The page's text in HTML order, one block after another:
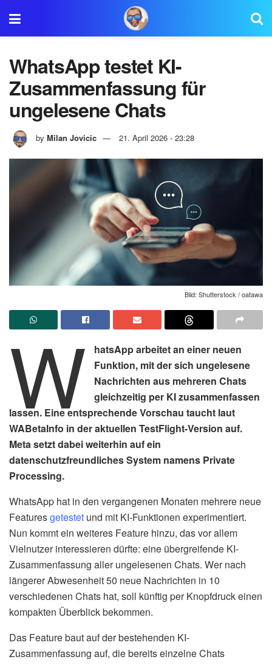
WhatsApp testet KI-
Zusammenfassung für
ungelesene Chats
by Milan Jovicic 21. April 2026 - 23:28
Bild: Shutterstock / oatawa
W
hatsApp arbeitet an einer neuen
Funktion, mit der sich ungelesene
Nachrichten aus mehreren Chats
gleichzeitig per KI zusammenfassen
lassen. Eine entsprechende Vorschau taucht laut
WABetaInfo in der aktuellen TestFlight-Version auf.
Meta setzt dabei weiterhin auf ein
datenschutzfreundliches System namens Private
Processing.
WhatsApp hat in den vergangenen Monaten mehrere neue
Featuresgetestet und mit KI-Funktionen experimentiert.
Nun kommt ein weiteres Feature hinzu, das vor allem
Vielnutzer interessieren dürfte: eine übergreifende KI-
Zusammenfassung aller ungelesenen Chats. Wer nach
längerer Abwesenheit 50 neue Nachrichten in 10
verschiedenen Chats hat, soll künftig per Knopfdruck einen
kompakten Überblick bekommen.
Das Feature baut auf der bestehenden KI-
Zusammenfassung auf, die bereits einzelne Chats